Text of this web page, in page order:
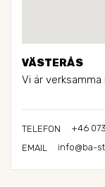
VÄSTERÅS
Vi är
TELEFON
+46
EMAIL
info@ba-